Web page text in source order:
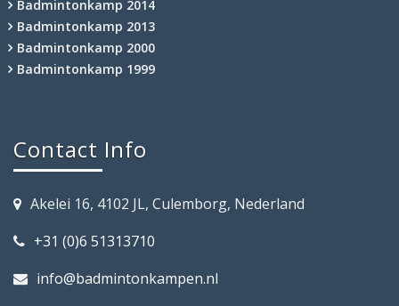
Badmintonkamp 2014
Badmintonkamp 2013
Badmintonkamp 2000
Badmintonkamp 1999
Contact Info
Akelei 16, 4102 JL, Culemborg, Nederland
+31 (0)6 51313710
info@badmintonkampen.nl